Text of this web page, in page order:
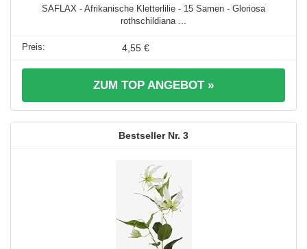
SAFLAX - Afrikanische Kletterlilie - 15 Samen - Gloriosa
rothschildiana ...
4,55 €
ZUM TOP ANGEBOT »
3